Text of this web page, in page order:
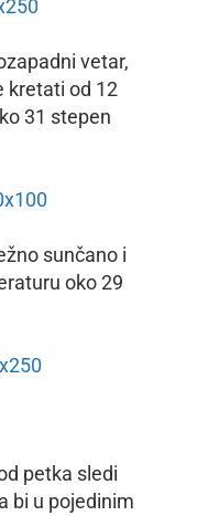
vetar,
kretati od 12
31 stepen
sunčano i
oko 29
petka sledi
bi u pojedinim